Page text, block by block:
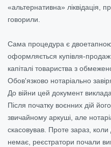
«альтернативна» ліквідація,
говорили.
Сама процедура є
оформляється купівля-продаж
капіталі товариства з
Обов'язково нотаріально
До війни цей документ
Після початку воєнних дій його
звичайному аркуші, але
скасовував. Проте зараз, коли
немає, реєстратори почали